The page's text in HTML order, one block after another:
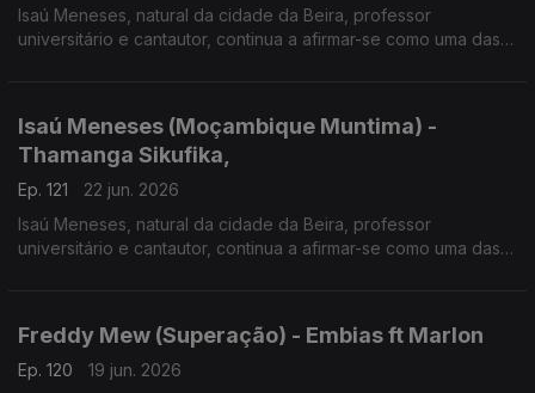
Isaú Meneses, natural da cidade da Beira, professor
universitário e cantautor, continua a afirmar-se como uma das
Isaú Meneses (Moçambique Muntima) -
Thamanga Sikufika,
Ep. 121
22 jun. 2026
Isaú Meneses, natural da cidade da Beira, professor
universitário e cantautor, continua a afirmar-se como uma das
Freddy Mew (Superação) - Embias ft Marlon
Ep. 120
19 jun. 2026